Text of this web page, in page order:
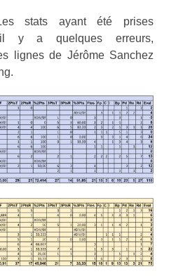
stats ayant été prises
il y a quelques erreurs,
lignes de Jérôme Sanchez